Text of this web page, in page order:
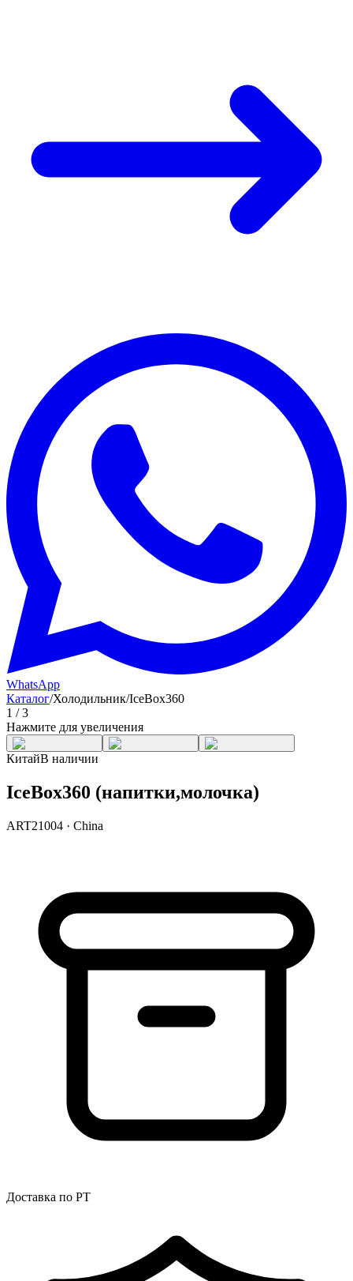
WhatsApp
Каталог/Холодильник/IceBox360
1 /3
Нажмите для увеличения
КитайВ наличии
IceBox360 (напитки,молочка)
ART21004 · China
Доставка по РТ